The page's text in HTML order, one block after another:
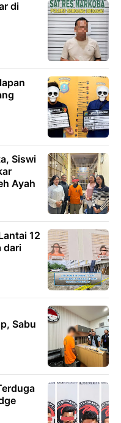
di
Siswi
Ayah
12
dari
Sabu